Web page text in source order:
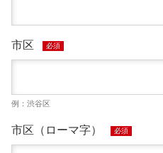
市区 必須
例：渋谷区
市区（ローマ字） 必須